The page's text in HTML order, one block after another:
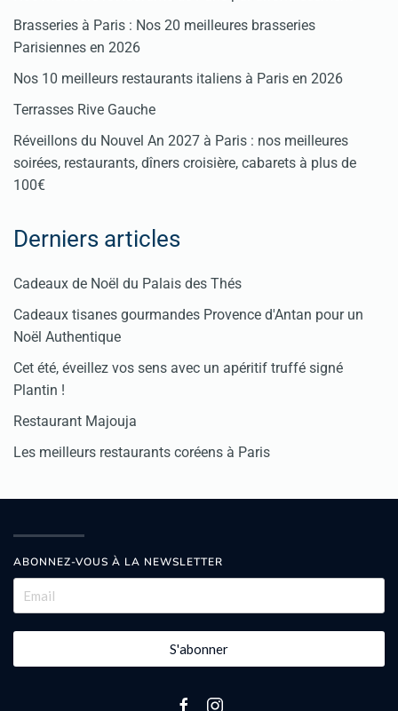
Brasseries à Paris : Nos 20 meilleures brasseries
Parisiennes en 2026
Nos 10 meilleurs restaurants italiens à Paris en 2026
Terrasses Rive Gauche
Réveillons du Nouvel An 2027 à Paris : nos meilleures
soirées, restaurants, dîners croisière, cabarets à plus de
100€
Derniers articles
Cadeaux de Noël du Palais des Thés
Cadeaux tisanes gourmandes Provence d'Antan pour un
Noël Authentique
Cet été, éveillez vos sens avec un apéritif truffé signé
Plantin !
Restaurant Majouja
Les meilleurs restaurants coréens à Paris
ABONNEZ-VOUS À LA NEWSLETTER
S'abonner